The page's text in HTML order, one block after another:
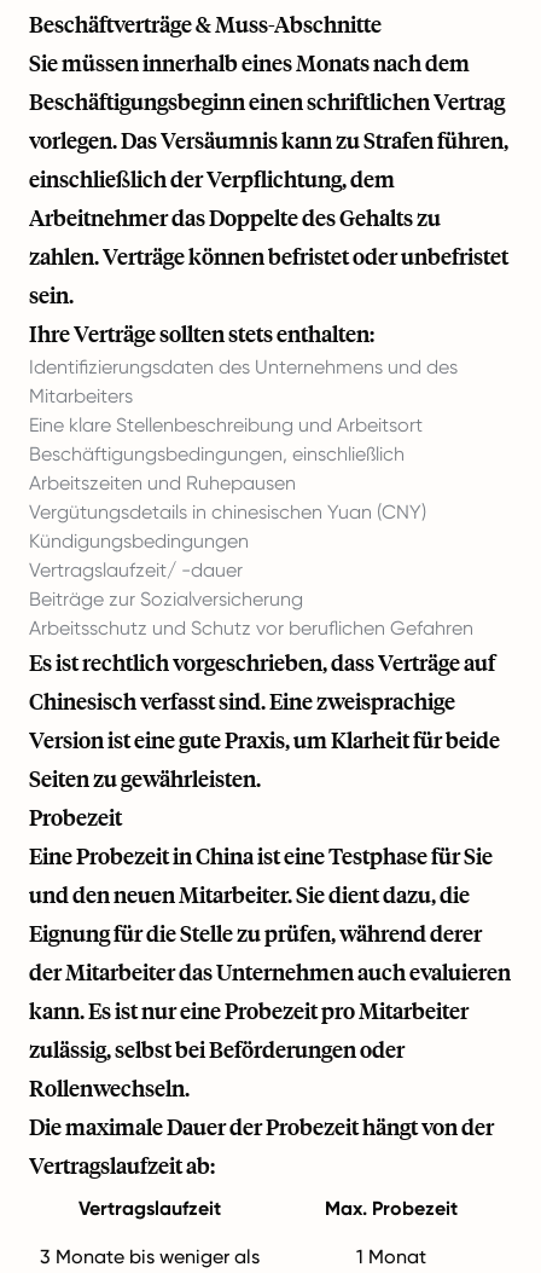
Beschäftverträge & Muss-Abschnitte
Sie müssen innerhalb eines Monats nach dem
Beschäftigungsbeginn einen schriftlichen Vertrag
vorlegen. Das Versäumnis kann zu Strafen führen,
einschließlich der Verpflichtung, dem
Arbeitnehmer das Doppelte des Gehalts zu
zahlen. Verträge können befristet oder unbefristet
sein.
Ihre Verträge sollten stets enthalten:
Identifizierungsdaten des Unternehmens und des
Mitarbeiters
Eine klare Stellenbeschreibung und Arbeitsort
Beschäftigungsbedingungen, einschließlich
Arbeitszeiten und Ruhepausen
Vergütungsdetails in chinesischen Yuan (CNY)
Kündigungsbedingungen
Vertragslaufzeit/ -dauer
Beiträge zur Sozialversicherung
Arbeitsschutz und Schutz vor beruflichen Gefahren
Es ist rechtlich vorgeschrieben, dass Verträge auf
Chinesisch verfasst sind. Eine zweisprachige
Version ist eine gute Praxis, um Klarheit für beide
Seiten zu gewährleisten.
Probezeit
Eine Probezeit in China ist eine Testphase für Sie
und den neuen Mitarbeiter. Sie dient dazu, die
Eignung für die Stelle zu prüfen, während derer
der Mitarbeiter das Unternehmen auch evaluieren
kann. Es ist nur eine Probezeit pro Mitarbeiter
zulässig, selbst bei Beförderungen oder
Rollenwechseln.
Die maximale Dauer der Probezeit hängt von der
Vertragslaufzeit ab:
Vertragslaufzeit Max. Probezeit
3 Monate bis weniger als
1 Monat